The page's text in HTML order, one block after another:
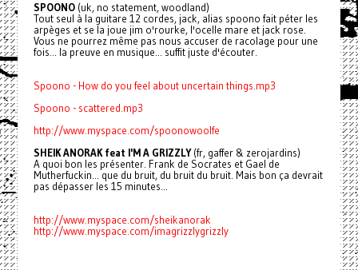
SPOONO (uk, no statement, woodland)
Tout seul à la guitare 12 cordes, jack, alias spoono fait péter les
arpèges et se la joue jim o'rourke, l'ocelle mare et jack rose.
Vous ne pourrez même pas nous accuser de racolage pour une
fois... la preuve en musique... suffit juste d'écouter.
Spoono - How do you feel about uncertain things.mp3
Spoono - scattered.mp3
http://www.myspace.com/spoonowoolfe
SHEIK ANORAK feat I'M A GRIZZLY(fr, gaffer & zerojardins)
A quoi bon les présenter. Frank de Socrates et Gael de
Mutherfuckin... que du bruit, du bruit du bruit. Mais bon ça devrait
pas dépasser les 15 minutes...
http://www.myspace.com/sheikanorak
http://www.myspace.com/imagrizzlygrizzly